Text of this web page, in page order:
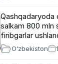
Qashqadaryoda
salkam 800 mln
firibgarlar
O‘zbekiston